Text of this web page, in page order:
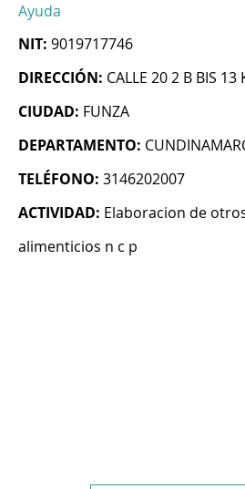
Ayuda
NIT: 9019717746
DIRECCIÓN: CALLE 20 2 B BIS 13
CIUDAD: FUNZA
DEPARTAMENTO:
TELÉFONO: 3146202007
ACTIVIDAD: Elaboracion de
alimenticios n c p